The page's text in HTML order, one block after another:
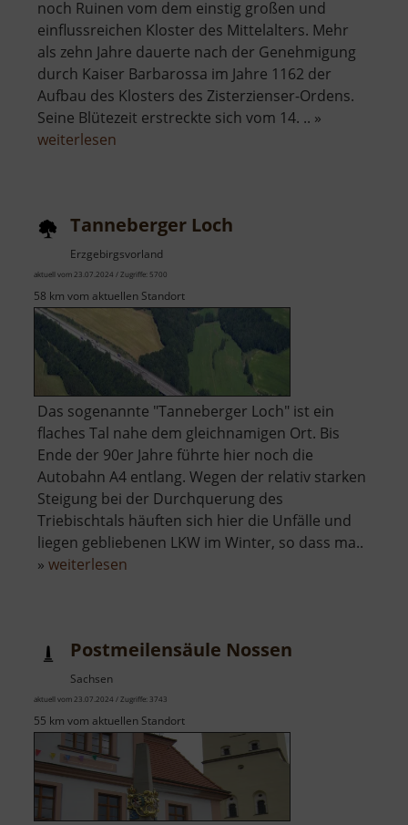
noch Ruinen vom dem einstig großen und
einflussreichen Kloster des Mittelalters. Mehr
als zehn Jahre dauerte nach der Genehmigung
durch Kaiser Barbarossa im Jahre 1162 der
Aufbau des Klosters des Zisterzienser-Ordens.
Seine Blütezeit erstreckte sich vom 14. .. »
weiterlesen
Tanneberger Loch
Erzgebirgsvorland
aktuell vom 23.07.2024 / Zugriffe: 5700
58 km vom aktuellen Standort
Das sogenannte "Tanneberger Loch" ist ein
flaches Tal nahe dem gleichnamigen Ort. Bis
Ende der 90er Jahre führte hier noch die
Autobahn A4 entlang. Wegen der relativ starken
Steigung bei der Durchquerung des
Triebischtals häuften sich hier die Unfälle und
liegen gebliebenen LKW im Winter, so dass ma..
» weiterlesen
Postmeilensäule Nossen
Sachsen
aktuell vom 23.07.2024 / Zugriffe: 3743
55 km vom aktuellen Standort